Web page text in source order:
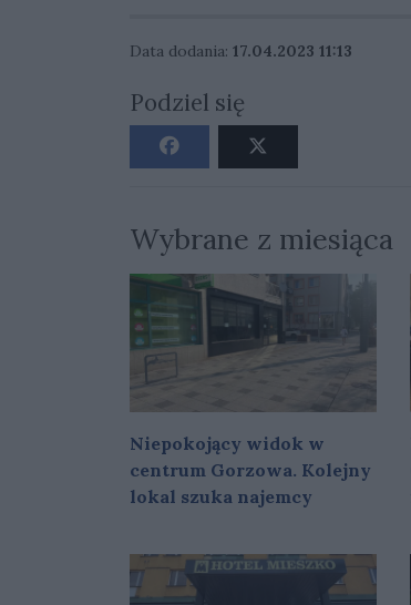
Data dodania: 17.04.2023 11:13
Podziel się
Wybrane z miesiąca
Niepokojący widok w
centrum Gorzowa. Kolejny
lokal szuka najemcy